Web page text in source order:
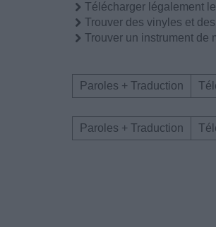
Télécharger légalement
Trouver des vinyles et
Trouver un instrument de
Paroles + Traduction
Paroles + Traduction